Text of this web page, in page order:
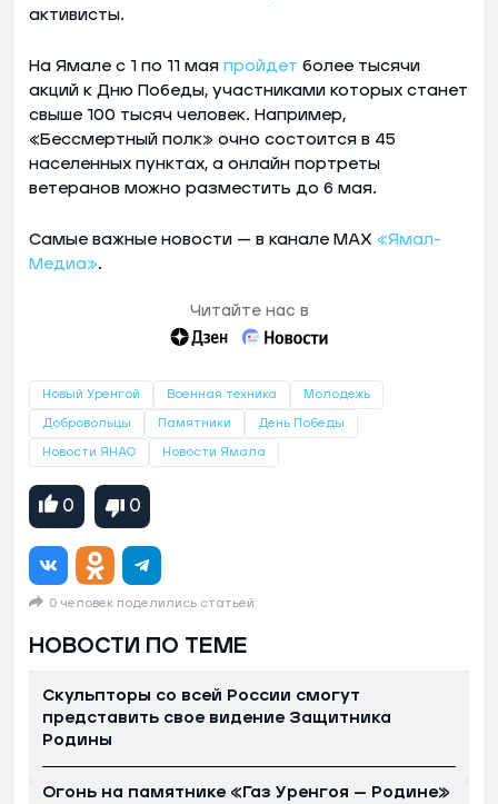
активисты.
На Ямале с 1 по 11 мая пройдет более тысячи
акций к Дню Победы, участниками которых станет
свыше 100 тысяч человек. Например,
«Бессмертный полк» очно состоится в 45
населенных пунктах, а онлайн портреты
ветеранов можно разместить до 6 мая.
Самые важные новости — в канале MAX «Ямал-
Медиа».
Читайте нас в
Новый Уренгой Военная техника Молодежь
Добровольцы Памятники День Победы
Новости ЯНАО Новости Ямала
0 0
0 человек поделились статьей
НОВОСТИ ПО ТЕМЕ
Скульпторы со всей России смогут
представить свое видение Защитника
Родины
Огонь на памятнике «Газ Уренгоя — Родине»